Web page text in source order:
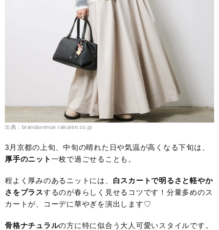
出典：brandavenue.rakuten.co.jp
3月京都の上旬、中旬の晴れた日や気温が高くなる下旬は、
厚手のニット 一枚で過ごせることも。
程よく厚みのあるニットには、 白スカートで明るさと軽やか
さをプラスするのが春らしく見せるコツです！分量多めのス
カートが、コーデに華やぎを演出します♡
骨格ナチュラルの方に特に似合う大人可愛いスタイルです。